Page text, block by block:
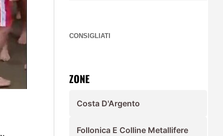
CONSIGLIATI
ZONE
Costa D'Argento
Follonica E Colline Metallifere